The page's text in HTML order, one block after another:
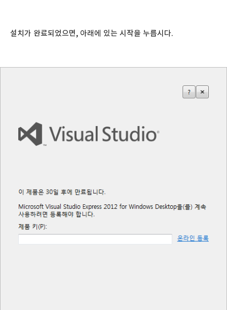
설치가 완료되었으면, 아래에 있는 시작을 누릅시다.